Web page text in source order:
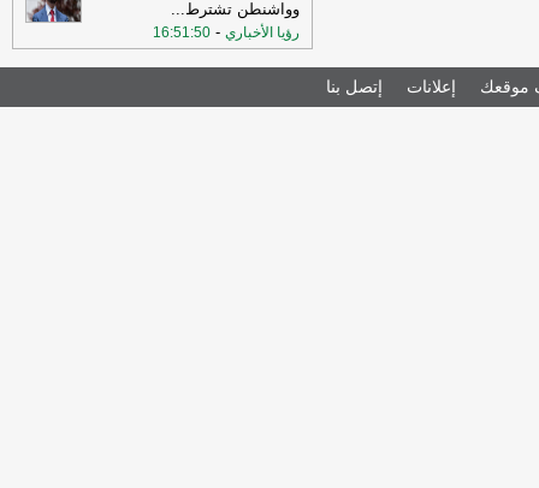
وواشنطن تشترط...
رؤيا الأخباري -
16:51:50
موقعك إعلانات إتصل بنا